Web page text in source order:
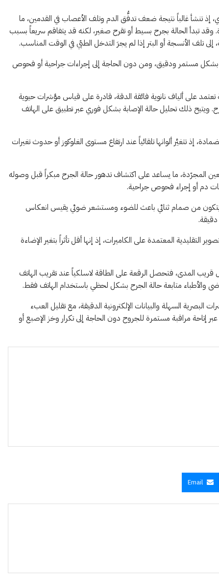
تنشأ غالباً نتيجة ضعف تدفُّق الدم وتلف الأعصاب في القدمين، ما
وقد تبدأ الحالة بجرح بسيط أو تقرح صغير، لكنه قد يتفاقم سريعاً بسبب
تلف الأنسجة أو البتر إذا لم يجرَ التدخل الطبّي في الوقت المناسب.
بشكل مستمر ودقيق، ومن دون الحاجة إلى إجراءات جراحية أو فحوص
على ألياف نانوية فائقة الدقة، قادرة على قياس مؤشرات حيوية
ذلك تحليل حالة الإصابة بشكل فوري عبر تطبيق على الهاتف
إذ تتغيَّر ألوانها تلقائياً عند ارتفاع مستوى الغلوكوز أو حدوث تغيرات
المجرّدة، ما يساعد على اكتشاف تدهور حالة الجرح مبكراً قبل وصوله
دم أو إجراء فحوص جراحية.
يتكون من صمام ثنائي باعث للضوء ومستشعر ضوئي يقيس انعكاس
دقيقة.
التقليدية المعتمدة على الكاميرات، إذ إنها أقل تأثراً بتغير الإضاءة
قريب المدى، فتحصل الرقعة على الطاقة لاسلكياً عند تقريب الهاتف
والأطباء متابعة حالة الجرح بشكل لحظي باستخدام الهاتف فقط.
السهلة والبيانات الإلكترونية الدقيقة، مع تقليل العبء
مراقبة مستمرة للجروح دون الحاجة إلى تكرار وخز الإصبع أو
Email